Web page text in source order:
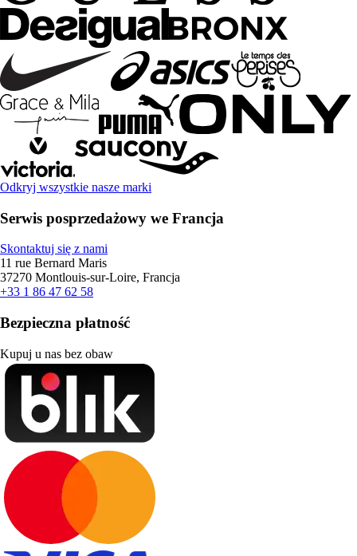
Odkryj wszystkie nasze marki
Serwis posprzedażowy we Francja
Skontaktuj się z nami
11 rue Bernard Maris
37270 Montlouis-sur-Loire, Francja
+33 1 86 47 62 58
Bezpieczna płatność
Kupuj u nas bez obaw